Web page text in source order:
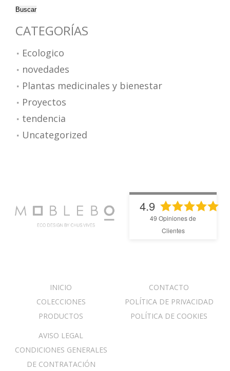
Buscar
CATEGORÍAS
Ecologico
novedades
Plantas medicinales y bienestar
Proyectos
tendencia
Uncategorized
4.9
49 Opiniones de
Clientes
INICIO
COLECCIONES
PRODUCTOS
CONTACTO
POLÍTICA DE PRIVACIDAD
POLÍTICA DE COOKIES
AVISO LEGAL
CONDICIONES GENERALES
DE CONTRATACIÓN